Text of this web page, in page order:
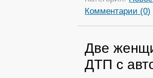
Комментарии (0)
Две
ДТП с